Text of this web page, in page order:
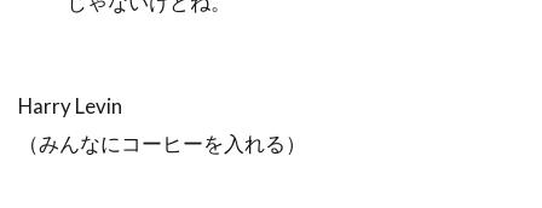
Harry Levin
（みんなにコーヒーを入れる）